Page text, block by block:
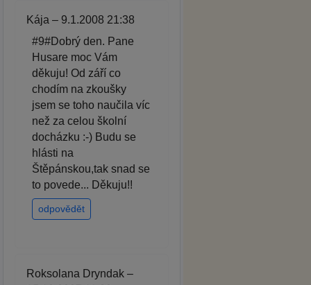
Kája – 9.1.2008 21:38
#9#Dobrý den. Pane
Husare moc Vám
děkuju! Od září co
chodím na zkoušky
jsem se toho naučila víc
než za celou školní
docházku :-) Budu se
hlásti na
Štěpánskou,tak snad se
to povede... Děkuju!!
odpovědět
Roksolana Dryndak –